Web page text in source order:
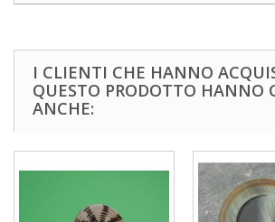
I CLIENTI CHE HANNO
QUESTO PRODOTTO HANNO
ANCHE: